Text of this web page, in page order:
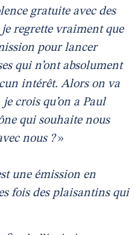
gratuite avec des
regrette vraiment que
pour lancer
qui n’ont absolument
intérêt. Alors on va
crois qu’on a Paul
qui souhaite nous
nous ?»
une émission en
fois des plaisantins qui